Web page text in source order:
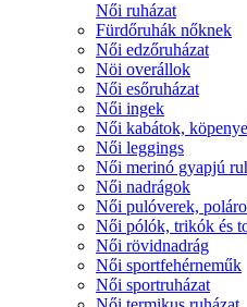
Női ruházat
Fürdőruhák nőknek
Női edzőruházat
Nöi overállok
Női esőruházat
Női ingek
Női kabátok,
Női leggings
Női merinó gyapjú
Női nadrágok
Női pulóverek,
Női pólók, trikók és
Női rövidnadrág
Női sportfehérneműk
Női sportruházat